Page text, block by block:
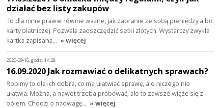
działać bez listy zakupów
To dla mnie prawie równie ważne, jak zabranie ze sobą pieniędzy albo
karty płatniczej. Pozwala zaoszczędzić setki złotych. Wystarczy zwykła
kartka zapisana… » więcej
2020-09-16, godz. 14:28
16.09.2020 Jak rozmawiać o delikatnych sprawach?
Robimy to dla ich dobra, co ma ułatwiać sprawę, ale niczego nie
ułatwia. Można, a nawet trzeba próbować, ale to zawsze wiąże się z
bólem. Chodzi o nadwagę… » więcej